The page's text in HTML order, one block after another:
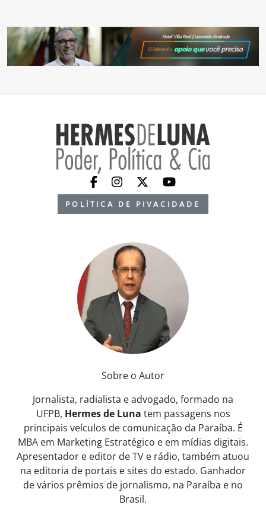
POLÍTICA DE PIVACIDADE
Sobre o Autor
Jornalista, radialista e advogado, formado na
UFPB, Hermes de Luna tem passagens nos
principais veículos de comunicação da Paraíba. É
MBA em Marketing Estratégico e em mídias digitais.
Apresentador e editor de TV e rádio, também atuou
na editoria de portais e sites do estado. Ganhador
de vários prêmios de jornalismo, na Paraíba e no
Brasil.